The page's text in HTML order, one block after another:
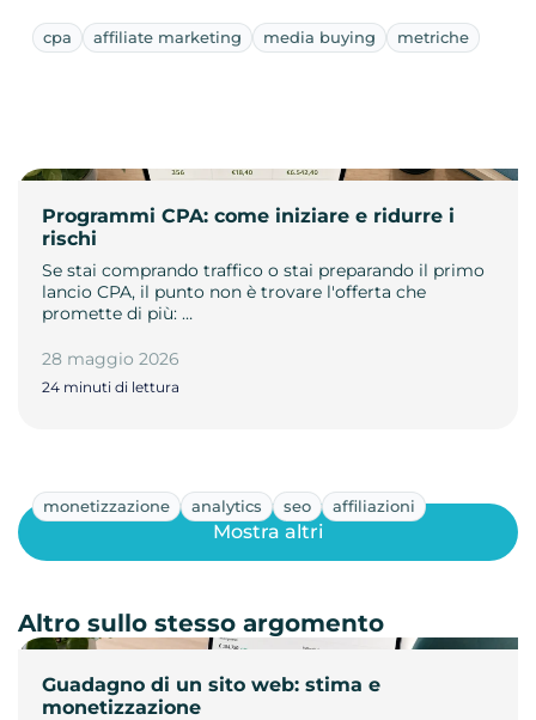
cpa affiliate marketing media buying metriche
Programmi CPA: come iniziare e ridurre i
rischi
Se stai comprando traffico o stai preparando il primo
lancio CPA, il punto non è trovare l'offerta che
promette di più: …
28 maggio 2026
24 minuti di lettura
monetizzazione analytics seo affiliazioni
Guadagno di un sito web: stima e
monetizzazione
Mostra altri
Altro sullo stesso argomento